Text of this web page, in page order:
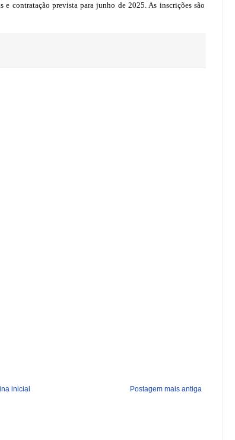
contratação prevista para junho de 2025. As inscrições são
Postagem mais antiga
inicial